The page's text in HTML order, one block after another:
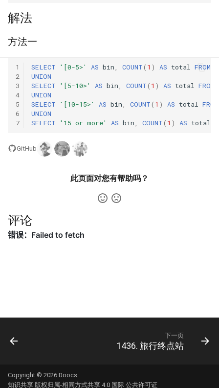
30. 包含 min 函数的栈
31. 栈的压入、弹出序列
32.1. 从上到下打印二叉树
32.2. 从上到下打印二叉树 II
32.3. 从上到下打印二叉树 III
列
34. 二叉树中和为某一值的路
36. 二叉搜索树与双向链表
的数字
40. 最小的 k 个数
25. 链表中的两数相加
26. 重排链表
27. 回文链表
28. 展平多级双向链表
29. 排序的循环链表
是 O(1) 的容器
33. 变位词组
37. 小行星碰撞
38. 每日温度
4.9. 二叉搜索树序列
4.10. 检查子树
4.12. 求和路径
5.1. 插入
5.2. 二进制数转字符串
5.4. 下一个数
8.1. 三步问题
8.2. 迷路的机器人
解法
方法一
1
2
3
4
5
6
7
SELECT '[0-5>' AS bin, COUNT( 1 ) AS total FROM
UNION
SELECT
'[5-10>' AS bin, COUNT( 1 ) AS total FROM
UNION
SELECT
'[10-15>' AS bin, COUNT( 1 ) AS total FROM
UNION
SELECT
'15 or more' AS bin, COUNT( 1 ) AS total
GitHub
此页面对您有帮助吗？
评论
下一页
1436. 旅行终点站
Copyright © 2026 Doocs
知识共享 版权归属-相同方式共享 4.0 国际 公共许可证